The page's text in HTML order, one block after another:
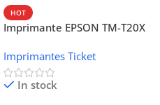
HOT
Imprimante EPSON TM-T20X
Ethernet
Imprimantes Ticket
In stock